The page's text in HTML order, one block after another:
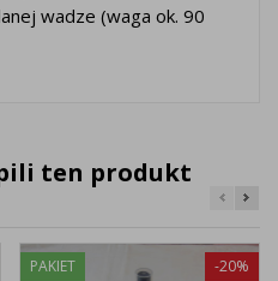
wadze (waga ok. 90
ten produkt
PAKIET -20%